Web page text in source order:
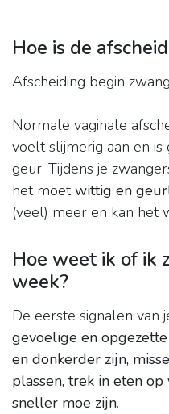
Hoe is de
Afscheiding begin
Normale vaginale
voelt slijmerig aan en is
geur. Tijdens je
het moetwittig en
(veel) meer en kan het
Hoe weet ik of ik
week?
De eerste signalen van
gevoelige en
en donkerder zijn,
plassen, trek in eten
sneller moe zijn.